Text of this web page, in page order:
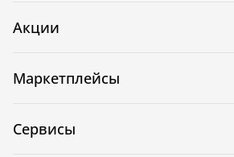
Акции
Маркетплейсы
Сервисы